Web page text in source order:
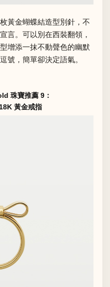
黃金蝴蝶結造型別針，不
言。可以別在西裝翻領，
增添一抹不動聲色的幽默
號，簡單卻決定語氣。
珠寶推薦 9：
黃金戒指